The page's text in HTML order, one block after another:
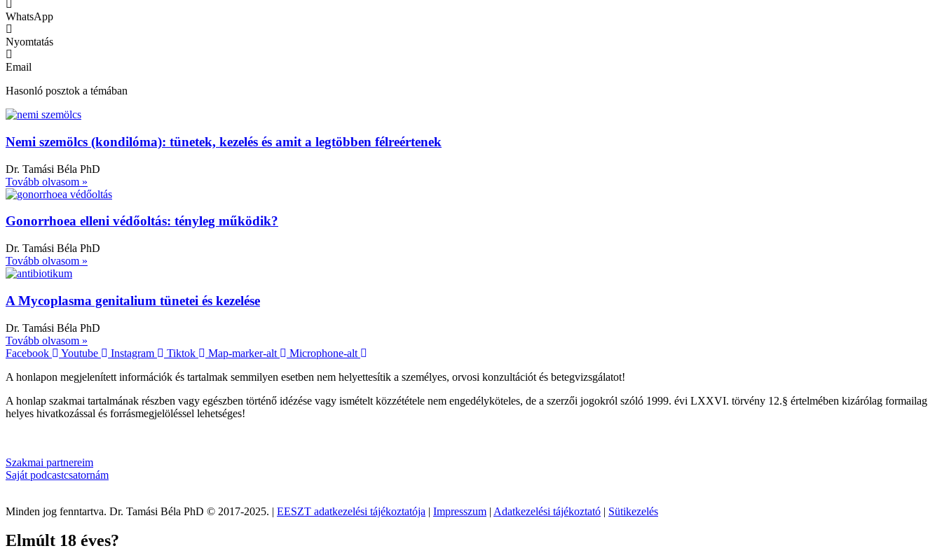
WhatsApp
Nyomtatás
Email
Hasonló posztok a témában
Nemi szemölcs (kondilóma): tünetek, kezelés és amit a legtöbben félreértenek
Dr. Tamási Béla PhD
Tovább olvasom »
Gonorrhoea elleni védőoltás: tényleg működik?
Dr. Tamási Béla PhD
Tovább olvasom »
A Mycoplasma genitalium tünetei és kezelése
Dr. Tamási Béla PhD
Tovább olvasom »
Facebook
Youtube Instagram Tiktok Map-marker-alt
Microphone-alt
A honlapon megjelenített információk és tartalmak semmilyen esetben nem helyettesítik a személyes, orvosi konzultációt és betegvizsgálatot!
A honlap szakmai tartalmának részben vagy egészben történő idézése vagy ismételt közzététele nem engedélyköteles, de a szerzői jogokról szóló 1999. évi LXXVI. törvény 12.§ értelmében kizárólag formailag
helyes hivatkozással és forrásmegjelöléssel lehetséges!
Szakmai partnereim
Saját podcastcsatornám
Minden jog fenntartva. Dr. Tamási Béla PhD © 2017-2025. | EESZT adatkezelési tájékoztatója | Impresszum | Adatkezelési tájékoztató | Sütikezelés
Elmúlt 18 éves?